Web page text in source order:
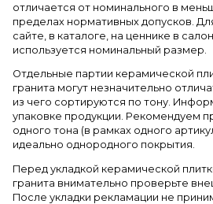
отличается от номинального в
пределах нормативных допусков.
сайте, в каталоге, на ценнике в
используется номинальный размер.
Отдельные партии керамической
гранита могут незначительно
из чего сортируются по тону.
упаковке продукции. Рекомендуем
одного тона (в рамках одного
идеально однородного покрытия.
Перед укладкой керамической
гранита внимательно проверьте
После укладки рекламации не